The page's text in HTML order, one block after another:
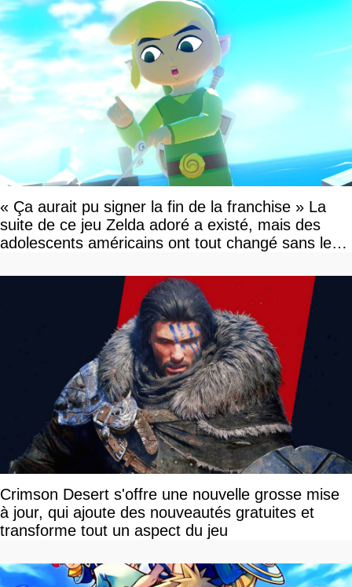
« Ça aurait pu signer la fin de la franchise » La
suite de ce jeu Zelda adoré a existé, mais des
adolescents américains ont tout changé sans le
Crimson Desert s'offre une nouvelle grosse mise
à jour, qui ajoute des nouveautés gratuites et
transforme tout un aspect du jeu